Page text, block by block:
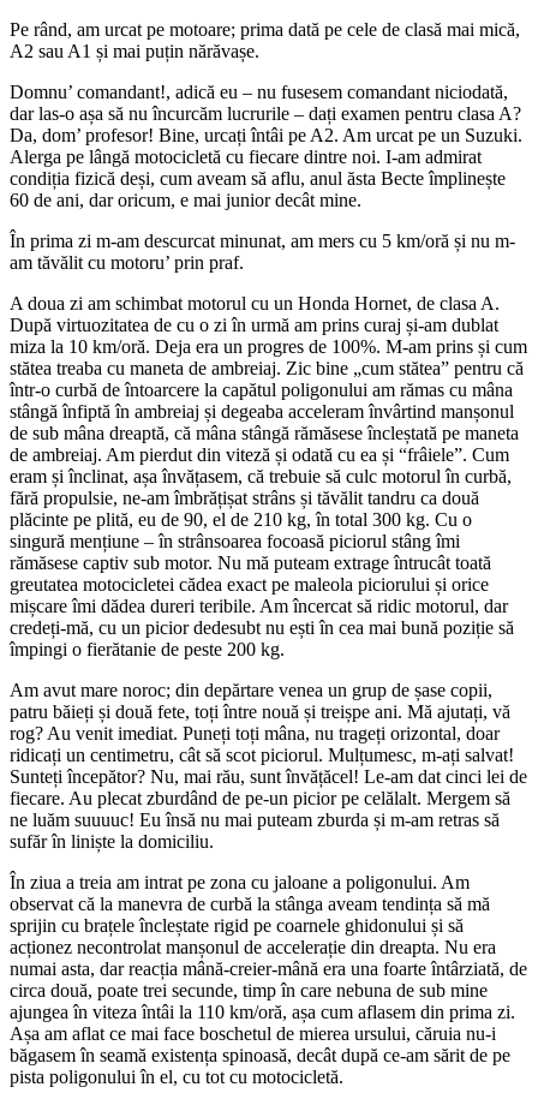
Pe rând, am urcat pe motoare; prima dată pe cele de clasă mai mică,
A2 sau A1 și mai puțin nărăvașe.
Domnu’ comandant!, adică eu – nu fusesem comandant niciodată,
dar las-o așa să nu încurcăm lucrurile – dați examen pentru clasa A?
Da, dom’ profesor! Bine, urcați întâi pe A2. Am urcat pe un Suzuki.
Alerga pe lângă motocicletă cu fiecare dintre noi. I-am admirat
condiția fizică deși, cum aveam să aflu, anul ăsta Becte împlinește
60 de ani, dar oricum, e mai junior decât mine.
În prima zi m-am descurcat minunat, am mers cu 5 km/oră și nu m-
am tăvălit cu motoru’ prin praf.
A doua zi am schimbat motorul cu un Honda Hornet, de clasa A.
După virtuozitatea de cu o zi în urmă am prins curaj și-am dublat
miza la 10 km/oră. Deja era un progres de 100%. M-am prins și cum
stătea treaba cu maneta de ambreiaj. Zic bine „cum stătea” pentru că
într-o curbă de întoarcere la capătul poligonului am rămas cu mâna
stângă înfiptă în ambreiaj și degeaba acceleram învârtind manșonul
de sub mâna dreaptă, că mâna stângă rămăsese încleștată pe maneta
de ambreiaj. Am pierdut din viteză și odată cu ea și “frâiele”. Cum
eram și înclinat, așa învățasem, că trebuie să culc motorul în curbă,
fără propulsie, ne-am îmbrățișat strâns și tăvălit tandru ca două
plăcinte pe plită, eu de 90, el de 210 kg, în total 300 kg. Cu o
singură mențiune – în strânsoarea focoasă piciorul stâng îmi
rămăsese captiv sub motor. Nu mă puteam extrage întrucât toată
greutatea motocicletei cădea exact pe maleola piciorului și orice
mișcare îmi dădea dureri teribile. Am încercat să ridic motorul, dar
credeți-mă, cu un picior dedesubt nu ești în cea mai bună poziție să
împingi o fierătanie de peste 200 kg.
Am avut mare noroc; din depărtare venea un grup de șase copii,
patru băieți și două fete, toți între nouă și treișpe ani. Mă ajutați, vă
rog? Au venit imediat. Puneți toți mâna, nu trageți orizontal, doar
ridicați un centimetru, cât să scot piciorul. Mulțumesc, m-ați salvat!
Sunteți începător? Nu, mai rău, sunt învățăcel! Le-am dat cinci lei de
fiecare. Au plecat zburdând de pe-un picior pe celălalt. Mergem să
ne luăm suuuuc! Eu însă nu mai puteam zburda și m-am retras să
sufăr în liniște la domiciliu.
În ziua a treia am intrat pe zona cu jaloane a poligonului. Am
observat că la manevra de curbă la stânga aveam tendința să mă
sprijin cu brațele încleștate rigid pe coarnele ghidonului și să
acționez necontrolat manșonul de accelerație din dreapta. Nu era
numai asta, dar reacția mână-creier-mână era una foarte întârziată, de
circa două, poate trei secunde, timp în care nebuna de sub mine
ajungea în viteza întâi la 110 km/oră, așa cum aflasem din prima zi.
Așa am aflat ce mai face boschetul de mierea ursului, căruia nu-i
băgasem în seamă existența spinoasă, decât după ce-am sărit de pe
pista poligonului în el, cu tot cu motocicletă.